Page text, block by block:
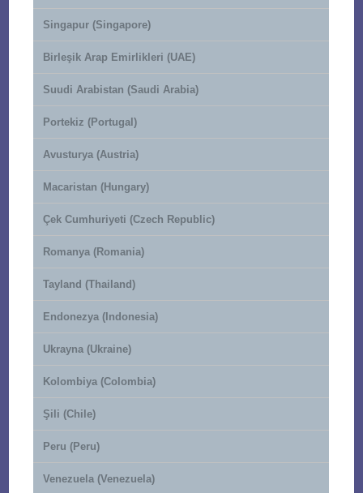
Singapur (Singapore)
Birleşik Arap Emirlikleri (UAE)
Suudi Arabistan (Saudi Arabia)
Portekiz (Portugal)
Avusturya (Austria)
Macaristan (Hungary)
Çek Cumhuriyeti (Czech Republic)
Romanya (Romania)
Tayland (Thailand)
Endonezya (Indonesia)
Ukrayna (Ukraine)
Kolombiya (Colombia)
Şili (Chile)
Peru (Peru)
Venezuela (Venezuela)